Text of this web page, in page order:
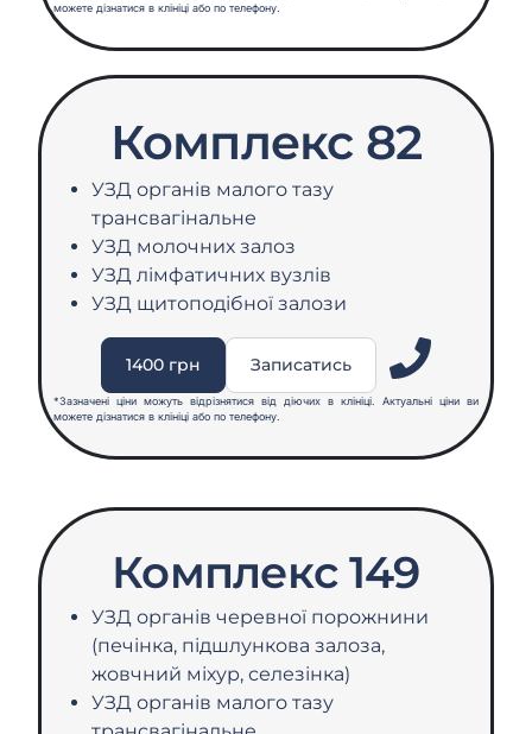
можете дізнатися в клініці або по телефону.
Комплекс 82
1400 грн Записатись
*Зазначені ціни можуть відрізнятися від діючих в клініці. Актуальні ціни ви
можете дізнатися в клініці або по телефону.
УЗД органів малого тазу
трансвагінальне
УЗД молочних залоз
УЗД лімфатичних вузлів
УЗД щитоподібної залози
Комплекс 149
УЗД органів черевної порожнини
(печінка, підшлункова залоза,
жовчний міхур, селезінка)
УЗД органів малого тазу